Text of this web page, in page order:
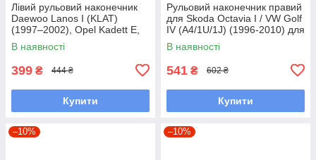
Лівий рульовий наконечник
Daewoo Lanos I (KLAT)
(1997–2002), Opel Kadett E,
Opel Ascona C
В наявності
399 ₴ 444 ₴
Купити
Рульовий наконечник правий
для Skoda Octavia I / VW Golf
IV (A4/1U/1J) (1996-2010) для
двиг. 1.4-2.0L
В наявності
541 ₴ 602 ₴
Купити
–10% –10%